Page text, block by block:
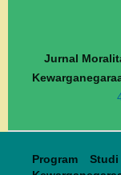
Jurnal
Program